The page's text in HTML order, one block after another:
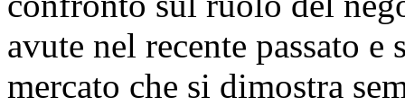
avute nel recente passato
mercato che si dimostra